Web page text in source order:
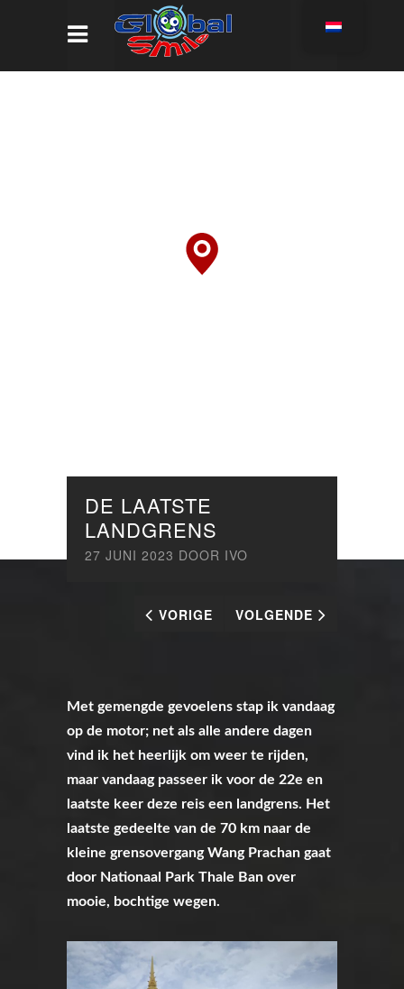
VORIGE VOLGENDE
DE LAATSTE
LANDGRENS
27 JUNI 2023 DOOR IVO
Met gemengde gevoelens stap ik vandaag
op de motor; net als alle andere dagen
vind ik het heerlijk om weer te rijden,
maar vandaag passeer ik voor de 22e en
laatste keer deze reis een landgrens. Het
laatste gedeelte van de 70 km naar de
kleine grensovergang Wang Prachan gaat
door Nationaal Park Thale Ban over
mooie, bochtige wegen.